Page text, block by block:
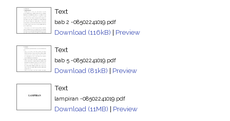
Text
bab 2 -08502241019.pdf
Download (116kB) | Preview
Text
bab 5 -08502241019.pdf
Download (81kB) | Preview
Text
lampiran -08502241019.pdf
Download (11MB) | Preview